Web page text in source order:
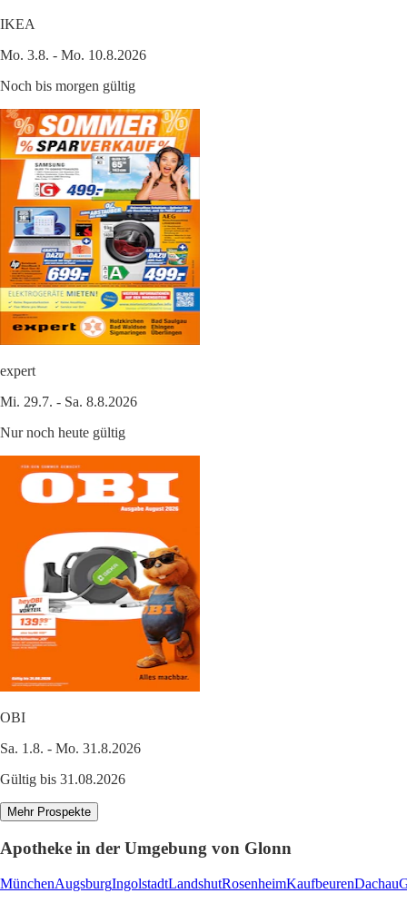
IKEA
Mo. 3.8. - Mo. 10.8.2026
Noch bis morgen gültig
expert
Mi. 29.7. - Sa. 8.8.2026
Nur noch heute gültig
OBI
Sa. 1.8. - Mo. 31.8.2026
Gültig bis 31.08.2026
Mehr Prospekte
Apotheke in der Umgebung von Glonn
MünchenAugsburgIngolstadtLandshutRosenheimKaufbeurenDachau